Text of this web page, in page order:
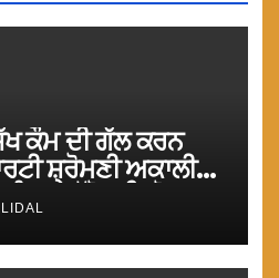
ਕੌਮ ਦੀ ਗੱਲ ਕਰਨ
ਸ਼੍ਰੋਮਣੀ ਅਕਾਲੀ
ਹਰ ਪੱਖੋ ਸਹਿਯੋਗ